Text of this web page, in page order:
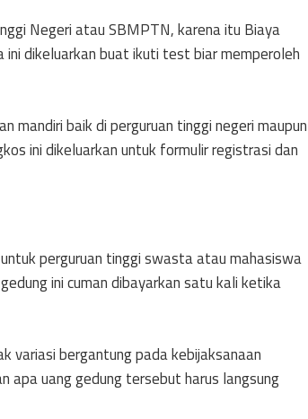
Negeri atau SBMPTN, karena itu Biaya
dikeluarkan buat ikuti test biar memperoleh
mandiri baik di perguruan tinggi negeri maupun
ini dikeluarkan untuk formulir registrasi dan
perguruan tinggi swasta atau mahasiswa
ini cuman dibayarkan satu kali ketika
variasi bergantung pada kebijaksanaan
apa uang gedung tersebut harus langsung